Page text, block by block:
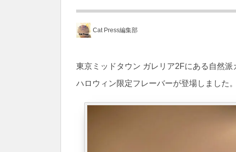
Cat Press編集部
東京ミッドタウン ガレリア2Fにある自然
ハロウィン限定フレーバーが登場しました。